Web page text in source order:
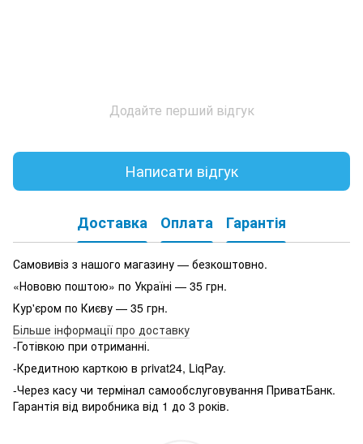
Додайте перший відгук
Написати відгук
Доставка Оплата Гарантія
Самовивіз з нашого магазину — безкоштовно.
«Нововю поштою» по Україні — 35 грн.
Кур'єром по Києву — 35 грн.
Більше інформації про доставку
-Готівкою при отриманні.
-Кредитною карткою в privat24, LiqPay.
-Через касу чи термінал самообслуговування ПриватБанк.
Гарантія від виробника від 1 до 3 років.